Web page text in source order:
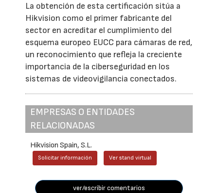
La obtención de esta certificación sitúa a
Hikvision como el primer fabricante del
sector en acreditar el cumplimiento del
esquema europeo EUCC para cámaras de red,
un reconocimiento que refleja la creciente
importancia de la ciberseguridad en los
sistemas de videovigilancia conectados.
EMPRESAS O ENTIDADES
RELACIONADAS
Hikvision Spain, S.L.
Solicitar información Ver stand virtual
ver/escribir comentarios